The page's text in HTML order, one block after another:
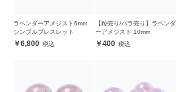
ラベンダーアメジスト6mm
シンプルブレスレット
6,800
【粒売り/バラ売り】ラベンダ
ーアメジスト 10mm
400